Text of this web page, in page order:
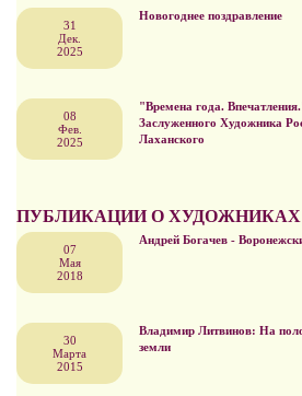
31
Дек.
2025
Новогоднее поздравление
08
Фев.
2025
"Времена года.
Заслуженного Художника
Лаханского
ПУБЛИКАЦИИ О ХУДОЖНИКАХ
07
Мая
2018
Андрей Богачев -
30
Марта
2015
Владимир Литвинов: На
земли